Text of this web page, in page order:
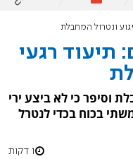
ונטרול המחבלת
תיעוד רגעי
וסיפר כי לא ביצע ירי
בכוח בכדי לנטרל
1 דקות